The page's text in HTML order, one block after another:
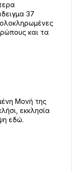
37
και τα
Μονή της
εκκλησία
εδώ.